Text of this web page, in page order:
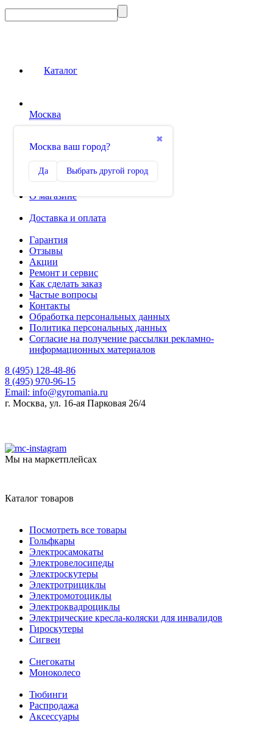
Каталог
Москва
✖
Москва ваш город?
Да Выбрать другой город
0
Избранное
О магазине
Доставка и оплата
Гарантия
Отзывы
Акции
Ремонт и сервис
Как сделать заказ
Частые вопросы
Контакты
Обработка персональных данных
Политика персональных данных
Согласие на получение рассылки рекламно-
информационных материалов
8 (495) 128-48-86
8 (495) 970-96-15
Email: info@gyromania.ru
г. Москва, ул. 16-ая Парковая 26/4
Мы на маркетплейсах
Каталог товаров
Посмотреть все товары
Гольфкары
Электросамокаты
Электровелосипеды
Электроскутеры
Электротрициклы
Электромотоциклы
Электроквадроциклы
Электрические кресла-коляски для инвалидов
Гироскутеры
Сигвеи
Снегокаты
Моноколесо
Тюбинги
Распродажа
Аксессуары